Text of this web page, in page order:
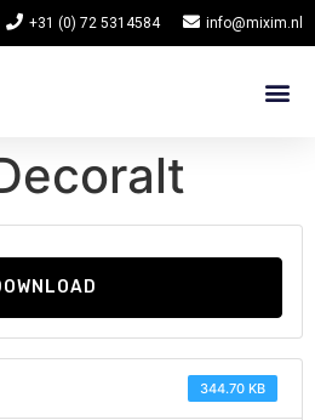
+31 (0) 72 5314584 info@mixim.nl
344.70 KB